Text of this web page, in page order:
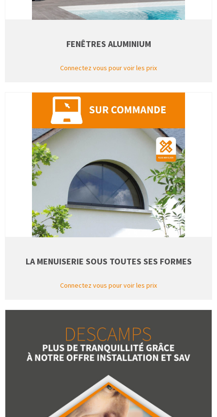
FENÊTRES ALUMINIUM
Connectez vous pour voir les prix
LA MENUISERIE SOUS TOUTES SES FORMES
Connectez vous pour voir les prix